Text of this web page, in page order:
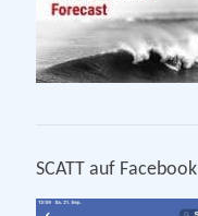
SCATT auf Facebook